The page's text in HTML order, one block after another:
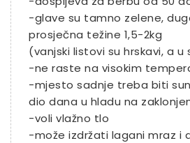
-glave su tamno zelene,
prosječna težine 1,5-2kg
(vanjski listovi su hrskavi, a u
-ne raste na visokim
-mjesto sadnje treba biti
dio dana u hladu na
-voli vlažno tlo
-može izdržati lagani mraz i